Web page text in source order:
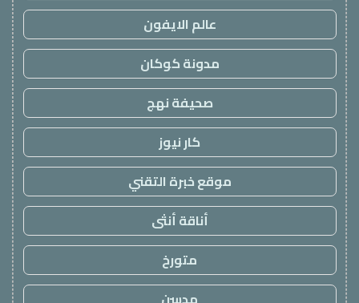
عالم الايفون
مدونة كوكان
صحيفة نهج
كار نيوز
موقع خبرة التقني
أناقة أنثى
متورخ